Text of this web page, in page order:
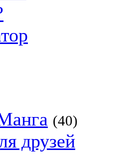
(40)
друзей